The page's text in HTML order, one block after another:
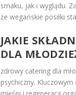
smaku, jak i wyglądu.
że wegańskie posiłki
JAKIE
DLA
zdrowy catering dla
psychiczny.